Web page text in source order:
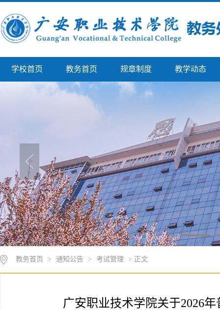
学校首页 教务首页 规章制度 教学动态
教务首页 > 通知公告 > 考试管理 > 正文
广安职业技术学院关于2026